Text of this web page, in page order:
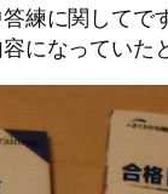
練に関して
になってい